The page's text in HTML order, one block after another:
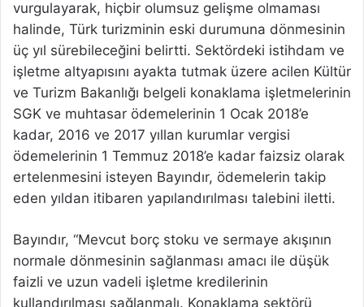
vurgulayarak, hiçbir olumsuz gelişme olmaması
halinde, Türk turizminin eski durumuna dönmesinin
üç yıl sürebileceğini belirtti. Sektördeki istihdam ve
işletme altyapısını ayakta tutmak üzere acilen Kültür
ve Turizm Bakanlığı belgeli konaklama işletmelerinin
SGK ve muhtasar ödemelerinin 1 Ocak 2018’e
kadar, 2016 ve 2017 yıllan kurumlar vergisi
ödemelerinin 1 Temmuz 2018’e kadar faizsiz olarak
ertelenmesini isteyen Bayındır, ödemelerin takip
eden yıldan itibaren yapılandırılması talebini iletti.
Bayındır, “Mevcut borç stoku ve sermaye akışının
normale dönmesinin sağlanması amacı ile düşük
faizli ve uzun vadeli işletme kredilerinin
kullandırılması sağlanmalı. Konaklama sektörü